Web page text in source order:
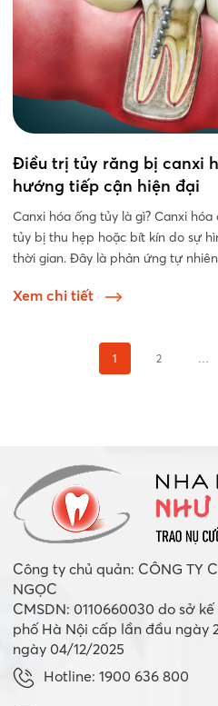
Điều trị tủy răng bị canxi
hướng tiếp cận hiện đại
Canxi hóa ống tủy là gì? Canxi
tủy bị thu hẹp hoặc bít kín do sự
thời gian. Đây là phản ứng tự
Xem chi tiết
1 2 …
Công ty chủ quản: CÔNG TY
NGỌC
CMSDN: 0110660030 do sở
phố Hà Nội cấp lần đầu ngày
ngày 04/12/2025
Hotline: 1900 636 800